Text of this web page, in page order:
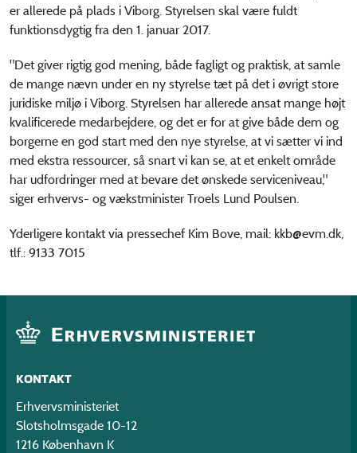
er allerede på plads i Viborg. Styrelsen skal være fuldt
funktionsdygtig fra den 1. januar 2017.
"Det giver rigtig god mening, både fagligt og praktisk, at samle
de mange nævn under en ny styrelse tæt på det i øvrigt store
juridiske miljø i Viborg. Styrelsen har allerede ansat mange højt
kvalificerede medarbejdere, og det er for at give både dem og
borgerne en god start med den nye styrelse, at vi sætter vi ind
med ekstra ressourcer, så snart vi kan se, at et enkelt område
har udfordringer med at bevare det ønskede serviceniveau,"
siger erhvervs- og vækstminister Troels Lund Poulsen.
Yderligere kontakt via pressechef Kim Bove, mail: kkb@evm.dk,
tlf.: 9133 7015
KONTAKT
Erhvervsministeriet
Slotsholmsgade 10-12
1216 København K